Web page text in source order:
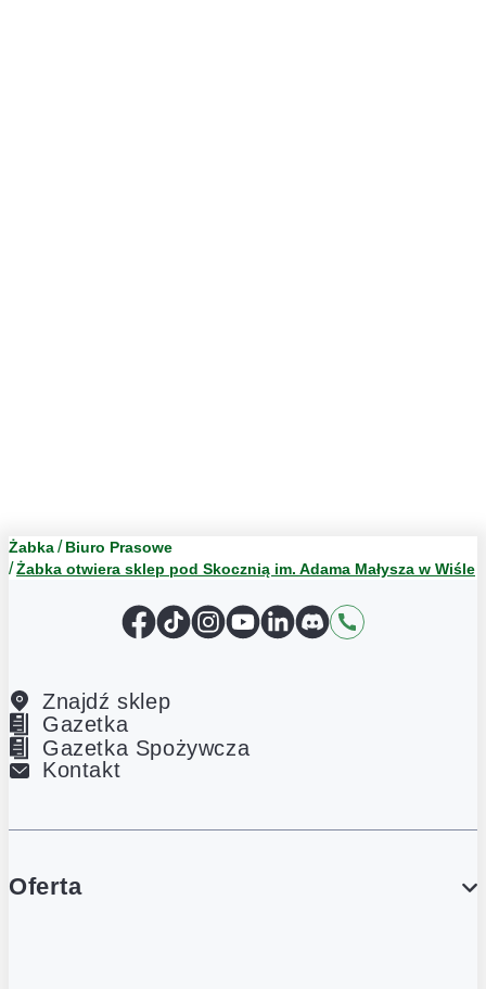
Żabka
Biuro Prasowe
Żabka otwiera sklep pod Skocznią im. Adama Małysza w Wiśle
Facebook
TikTokInstagram
YouTubeLinkedIn
Discord
Znajdź sklep
Gazetka
Gazetka Spożywcza
Kontakt
Oferta